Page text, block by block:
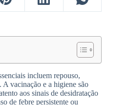
incluem repouso,
A vacinação e a higiene são
aos sinais de desidratação
de febre persistente ou